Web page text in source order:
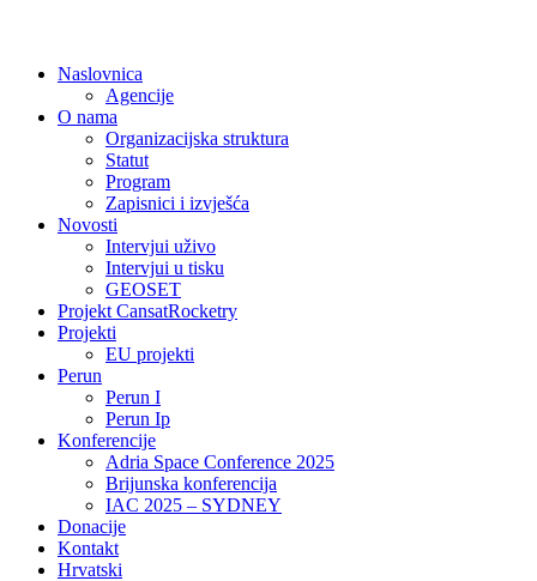
Naslovnica
Agencije
O nama
Organizacijska struktura
Statut
Program
Zapisnici i izvješća
Novosti
Intervjui uživo
Intervjui u tisku
GEOSET
Projekt CansatRocketry
Projekti
EU projekti
Perun
Perun I
Perun Ip
Konferencije
Adria Space Conference 2025
Brijunska konferencija
IAC 2025 – SYDNEY
Donacije
Kontakt
Hrvatski